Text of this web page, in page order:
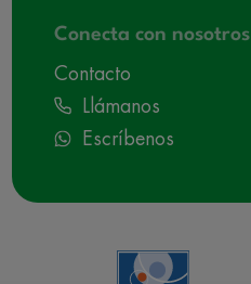
Conecta con nosotros
Contacto
Llámanos
Escríbenos